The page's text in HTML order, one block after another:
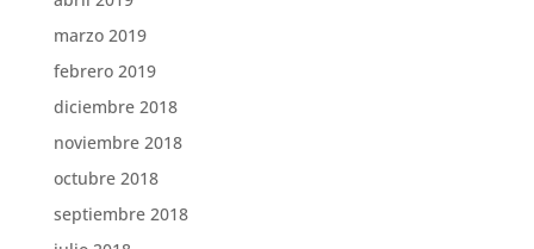
marzo 2019
febrero 2019
diciembre 2018
noviembre 2018
octubre 2018
septiembre 2018